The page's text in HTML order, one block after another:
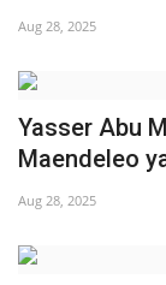
Aug 28, 2025
Yasser Abu
Maendeleo
Aug 28, 2025